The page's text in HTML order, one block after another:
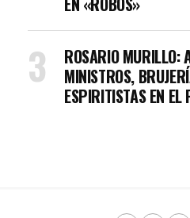
ROSARIO MURILLO:
MINISTROS,
ESPIRITISTAS EN EL